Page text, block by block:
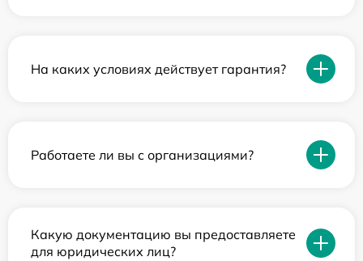
На каких условиях действует гарантия?
Работаете ли вы с организациями?
Какую документацию вы предоставляете
для юридических лиц?